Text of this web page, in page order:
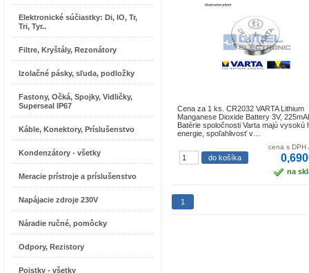
Elektronické súčiastky: Di, IO, Tr,
Tri, Tyr..
Filtre, Kryštály, Rezonátory
Izolačné pásky, sľuda, podložky
Fastony, Očká, Spojky, Vidličky,
Superseal IP67
Káble, Konektory, Príslušenstvo
Kondenzátory - všetky
Meracie prístroje a príslušenstvo
Napájacie zdroje 230V
Náradie ručné, pomôcky
Odpory, Rezistory
Poistky - všetky
Cena za 1 ks. CR2032 VARTA Lithium
Manganese Dioxide Battery 3V,
Batérie spoločnosti Varta majú vysokú
energie, spoľahlivosť v…
cena s DPH
na
1